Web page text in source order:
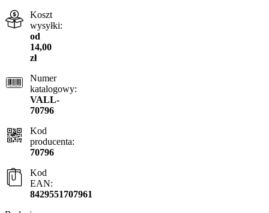
Koszt
wysyłki:
od
14,00
zł
Numer
katalogowy:
VALL-
70796
Kod
producenta:
70796
Kod
EAN:
8429551707961